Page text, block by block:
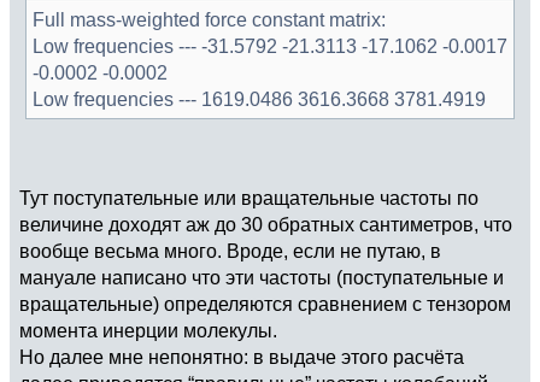
Full mass-weighted force constant matrix:
Low frequencies --- -31.5792 -21.3113 -17.1062 -0.0017
-0.0002 -0.0002
Low frequencies --- 1619.0486 3616.3668 3781.4919
Тут поступательные или вращательные частоты по
величине доходят аж до 30 обратных сантиметров, что
вообще весьма много. Вроде, если не путаю, в
мануале написано что эти частоты (поступательные и
вращательные) определяются сравнением с тензором
момента инерции молекулы.
Но далее мне непонятно: в выдаче этого расчёта